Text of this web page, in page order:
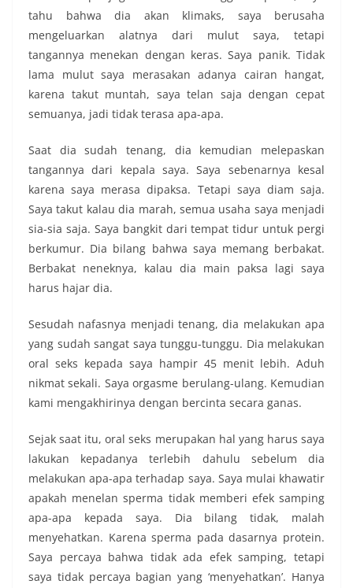
tahu bahwa dia akan klimaks, saya berusaha
mengeluarkan alatnya dari mulut saya, tetapi
tangannya menekan dengan keras. Saya panik. Tidak
lama mulut saya merasakan adanya cairan hangat,
karena takut muntah, saya telan saja dengan cepat
semuanya, jadi tidak terasa apa-apa.
Saat dia sudah tenang, dia kemudian melepaskan
tangannya dari kepala saya. Saya sebenarnya kesal
karena saya merasa dipaksa. Tetapi saya diam saja.
Saya takut kalau dia marah, semua usaha saya menjadi
sia-sia saja. Saya bangkit dari tempat tidur untuk pergi
berkumur. Dia bilang bahwa saya memang berbakat.
Berbakat neneknya, kalau dia main paksa lagi saya
harus hajar dia.
Sesudah nafasnya menjadi tenang, dia melakukan apa
yang sudah sangat saya tunggu-tunggu. Dia melakukan
oral seks kepada saya hampir 45 menit lebih. Aduh
nikmat sekali. Saya orgasme berulang-ulang. Kemudian
kami mengakhirinya dengan bercinta secara ganas.
Sejak saat itu, oral seks merupakan hal yang harus saya
lakukan kepadanya terlebih dahulu sebelum dia
melakukan apa-apa terhadap saya. Saya mulai khawatir
apakah menelan sperma tidak memberi efek samping
apa-apa kepada saya. Dia bilang tidak, malah
menyehatkan. Karena sperma pada dasarnya protein.
Saya percaya bahwa tidak ada efek samping, tetapi
saya tidak percaya bagian yang ‘menyehatkan’. Hanya